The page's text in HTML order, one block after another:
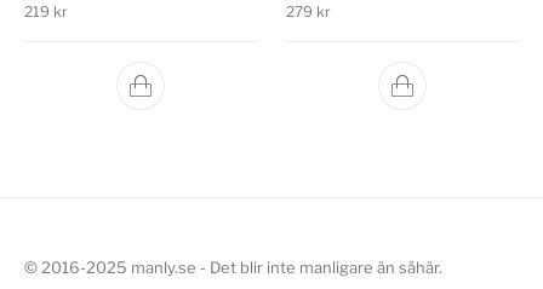
219 kr
279 kr
© 2016-2025 manly.se - Det blir inte manligare än såhär.